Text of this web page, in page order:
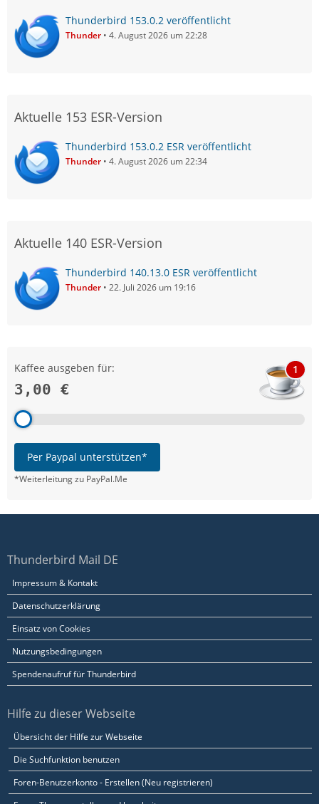
Thunderbird 153.0.2 veröffentlicht
Thunder 4. August 2026 um 22:28
Aktuelle 153 ESR-Version
Thunderbird 153.0.2 ESR veröffentlicht
Thunder 4. August 2026 um 22:34
Aktuelle 140 ESR-Version
Thunderbird 140.13.0 ESR veröffentlicht
Thunder 22. Juli 2026 um 19:16
Kaffee ausgeben für:
3,00 €
1
Per Paypal unterstützen*
*Weiterleitung zu PayPal.Me
Thunderbird Mail DE
Impressum & Kontakt
Datenschutzerklärung
Einsatz von Cookies
Nutzungsbedingungen
Spendenaufruf für Thunderbird
Hilfe zu dieser Webseite
Übersicht der Hilfe zur Webseite
Die Suchfunktion benutzen
Foren-Benutzerkonto - Erstellen (Neu registrieren)